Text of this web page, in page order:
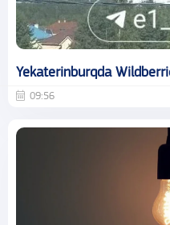
Yekaterinburqda
09:56